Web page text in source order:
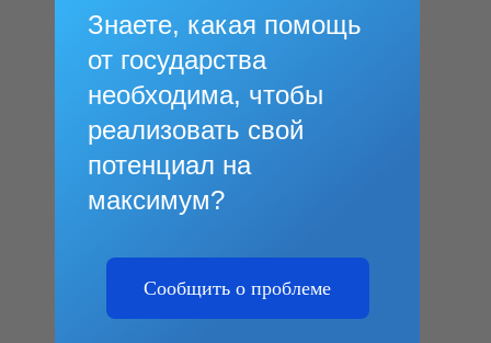
Знаете, какая помощь
от государства
необходима, чтобы
реализовать свой
потенциал на
максимум?
Сообщить о проблеме